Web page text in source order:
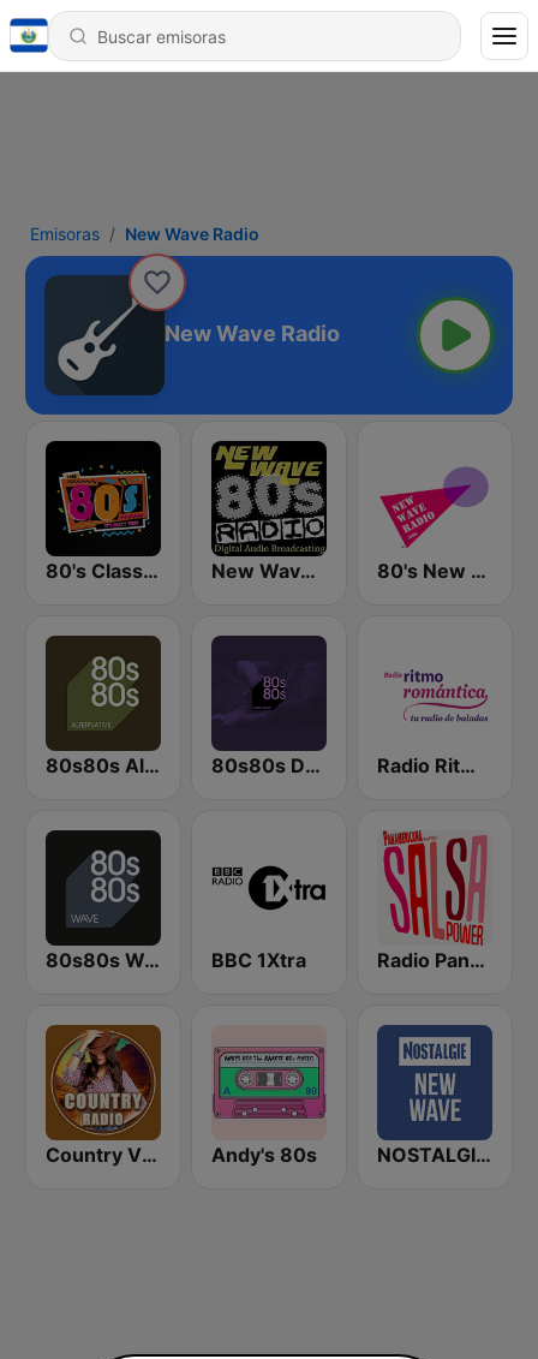
Emisoras New Wave Radio
New Wave Radio
80's Classics New Wave 80's Music Radio 80's New Wave Radio - NewWaveRadio.org
80s80s Alternative 80s80s Dark Wave Radio Ritmo Romántica
80s80s Wave BBC 1Xtra Radio Panamericana - Salsa Power
Country Vibes Andy's 80s NOSTALGIE New Wave